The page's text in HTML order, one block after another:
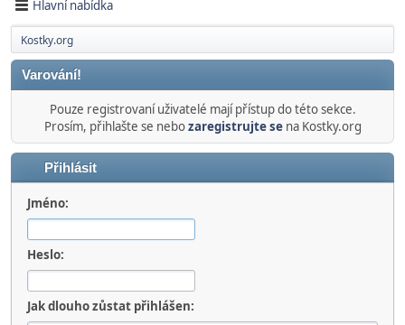
Hlavní nabídka
Kostky.org
Varování!
Pouze registrovaní uživatelé mají přístup do této sekce.
Prosím, přihlašte se nebozaregistrujte sena Kostky.org
Přihlásit
Jméno:
Heslo:
Jak dlouho zůstat přihlášen: